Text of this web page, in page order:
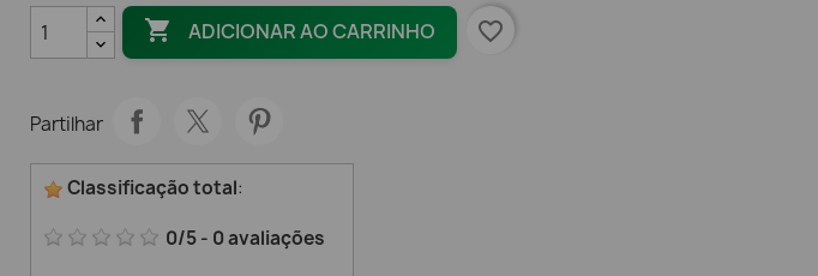
 ADICIONAR AO CARRINHO favorite_border
Partilhar
Classificação total:
0/5- 0avaliações